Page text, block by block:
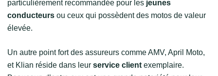
particulièrement recommandée pour les jeunes
conducteurs ou ceux qui possèdent des motos de valeur
élevée.
Un autre point fort des assureurs comme AMV, April Moto,
et Klian réside dans leur service client exemplaire.